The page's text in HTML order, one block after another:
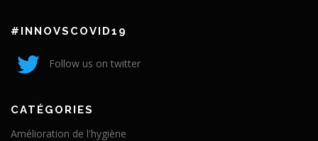
#INNOVSCOVID19
Follow us on twitter
CATÉGORIES
Amélioration de l'hygiène